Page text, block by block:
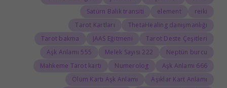
reiki
element
Satürn Balık transiti
ThetaHealing danışmanlığı
Tarot Kartları
Tarot Deste Çeşitleri
JAAS Eğitmeni
Tarot bakma
Neptün burcu
222 Melek Sayısı
555 Aşk Anlamı
666 Aşk Anlamı
Numerolog
Mahkeme Tarot kartı
Aşıklar Kart Anlamı
Ölüm Kartı Aşk Anlamı